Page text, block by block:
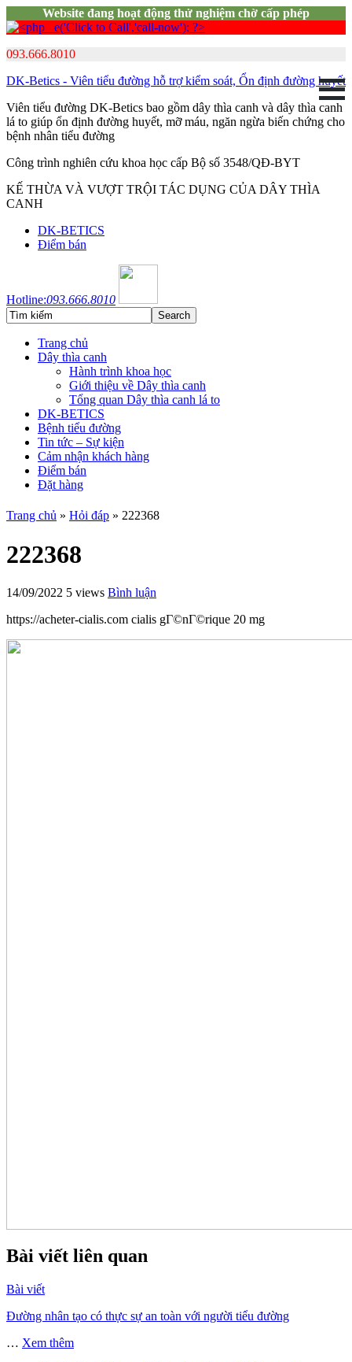
Website đang hoạt động thử nghiệm chờ cấp phép
093.666.8010
DK-Betics - Viên tiểu đường hỗ trợ kiểm soát, Ổn định đường huyết
Viên tiểu đường DK-Betics bao gồm dây thìa canh và dây thìa canh
lá to giúp ổn định đường huyết, mỡ máu, ngăn ngừa biến chứng cho
bệnh nhân tiểu đường
Công trình nghiên cứu khoa học cấp Bộ số 3548/QĐ-BYT
KẾ THỪA VÀ VƯỢT TRỘI TÁC DỤNG CỦA DÂY THÌA
CANH
DK-BETICS
Điểm bán
Hotline:093.666.8010
Trang chủ
Dây thìa canh
Hành trình khoa học
Giới thiệu về Dây thìa canh
Tổng quan Dây thìa canh lá to
DK-BETICS
Bệnh tiểu đường
Tin tức – Sự kiện
Cảm nhận khách hàng
Điểm bán
Đặt hàng
Trang chủ » Hỏi đáp » 222368
222368
14/09/2022 5 views Bình luận
https://acheter-cialis.com cialis gГ©nГ©rique 20 mg
Bài viết liên quan
Bài viết
Đường nhân tạo có thực sự an toàn với người tiểu đường
… Xem thêm